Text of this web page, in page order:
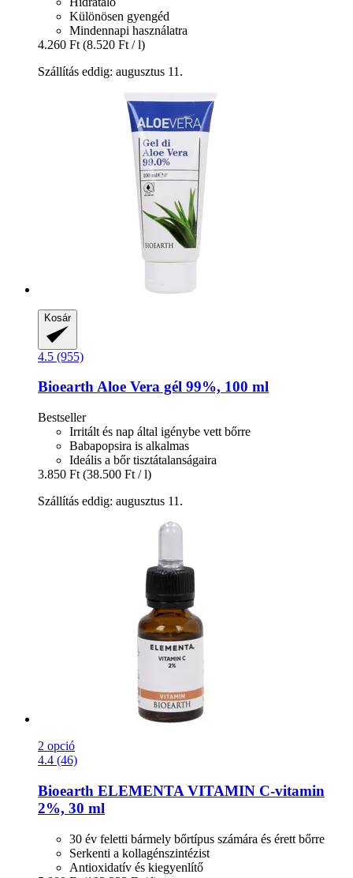
Különösen gyengéd
Mindennapi használatra
4.260 Ft (8.520 Ft / l)
Szállítás eddig: augusztus 11.
Kosár
4.5 (955)
BioearthAloe Vera gél 99%, 100 ml
Bestseller
Irritált és nap által igénybe vett bőrre
Babapopsira is alkalmas
Ideális a bőr tisztátalanságaira
3.850 Ft (38.500 Ft / l)
Szállítás eddig: augusztus 11.
2 opció
4.4 (46)
Bioearth ELEMENTA VITAMIN C-​vitamin
2%, 30 ml
30 év feletti bármely bőrtípus számára és érett bőrre
Serkenti a kollagénszintézist
Antioxidatív és kiegyenlítő